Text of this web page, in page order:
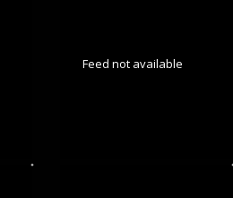
Feed not available